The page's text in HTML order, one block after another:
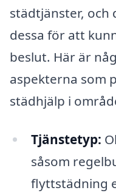
städtjänster,
dessa för att
beslut. Här är
aspekterna som
städhjälp i
Tjänstetyp:
såsom
flyttstädning